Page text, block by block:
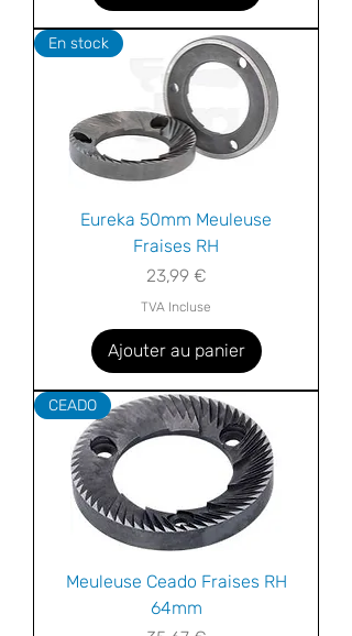
En stock
Eureka 50mm Meuleuse
Fraises RH
Prix
23,99 €
TVA Incluse
Ajouter au panier
CEADO
Meuleuse Ceado Fraises RH
64mm